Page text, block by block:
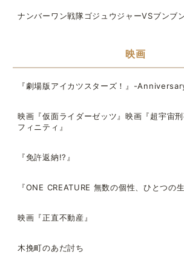
ナンバーワン戦隊ゴジュウジャーVSブンブ
映画
『劇場版アイカツスターズ！』-
映画『仮面ライダーゼッツ』映画『超宇宙
フィニティ』
『免許返納!?』
『ONE CREATURE 無数の個性、ひとつの
映画『正直不動産』
木挽町のあだ討ち